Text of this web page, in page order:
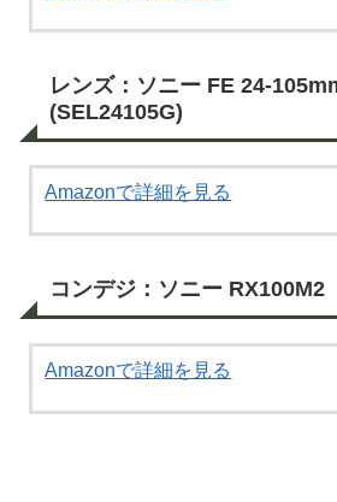
レンズ：ソニー FE 24-
(SEL24105G)
Amazonで詳細を見る
コンデジ：ソニー RX100M2
Amazonで詳細を見る